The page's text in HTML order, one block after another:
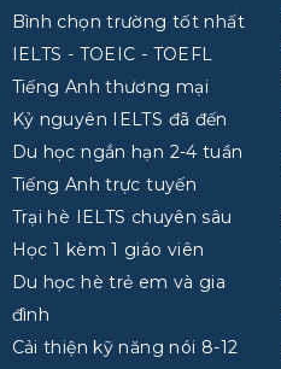
Bình chọn trường tốt nhất
IELTS - TOEIC - TOEFL
Tiếng Anh thương mại
Kỷ nguyên IELTS đã đến
Du học ngắn hạn 2-4 tuần
Tiếng Anh trực tuyến
Trại hè IELTS chuyên sâu
Học 1 kèm 1 giáo viên
Du học hè trẻ em và gia
đình
Cải thiện kỹ năng nói 8-12